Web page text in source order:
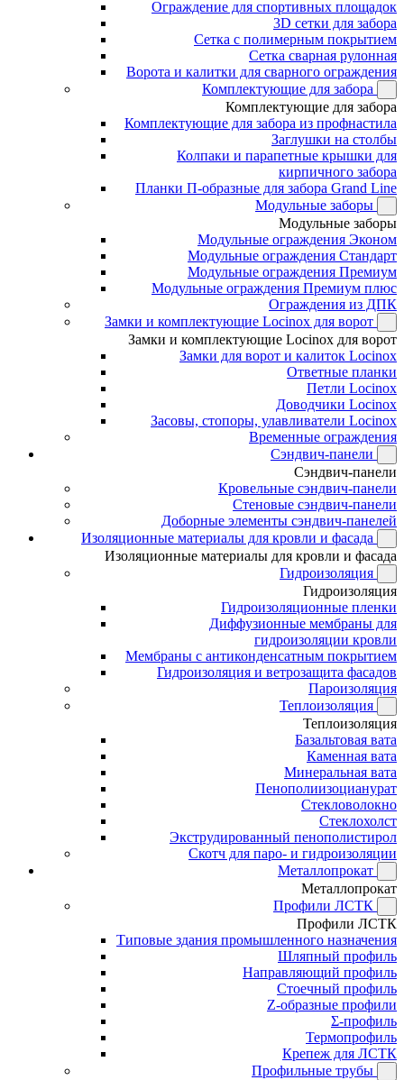
Ограждение для спортивных площадок
3D сетки для забора
Сетка с полимерным покрытием
Сетка сварная рулонная
Ворота и калитки для сварного ограждения
Комплектующие для забора
Комплектующие для забора
Комплектующие для забора из профнастила
Заглушки на столбы
Колпаки и парапетные крышки для
кирпичного забора
Планки П-образные для забора Grand Line
Модульные заборы
Модульные заборы
Модульные ограждения Эконом
Модульные ограждения Стандарт
Модульные ограждения Премиум
Модульные ограждения Премиум плюс
Ограждения из ДПК
Замки и комплектующие Locinox для ворот
Замки и комплектующие Locinox для ворот
Замки для ворот и калиток Locinox
Ответные планки
Петли Locinox
Доводчики Locinox
Засовы, стопоры, улавливатели Locinox
Временные ограждения
Сэндвич-панели
Сэндвич-панели
Кровельные сэндвич-панели
Стеновые сэндвич-панели
Доборные элементы сэндвич-панелей
Изоляционные материалы для кровли и фасада
Изоляционные материалы для кровли и фасада
Гидроизоляция
Гидроизоляция
Гидроизоляционные пленки
Диффузионные мембраны для
гидроизоляции кровли
Мембраны с антиконденсатным покрытием
Гидроизоляция и ветрозащита фасадов
Пароизоляция
Теплоизоляция
Теплоизоляция
Базальтовая вата
Каменная вата
Минеральная вата
Пенополиизоцианурат
Стекловолокно
Стеклохолст
Экструдированный пенополистирол
Скотч для паро- и гидроизоляции
Металлопрокат
Металлопрокат
Профили ЛСТК
Профили ЛСТК
Типовые здания промышленного назначения
Шляпный профиль
Направляющий профиль
Стоечный профиль
Z-образные профили
Σ-профиль
Термопрофиль
Крепеж для ЛСТК
Профильные трубы